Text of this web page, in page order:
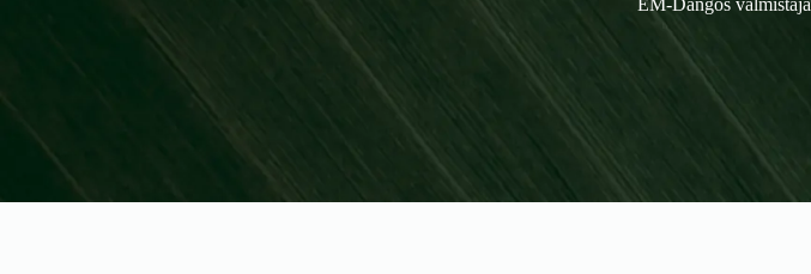
EM-Dangos valmistaja